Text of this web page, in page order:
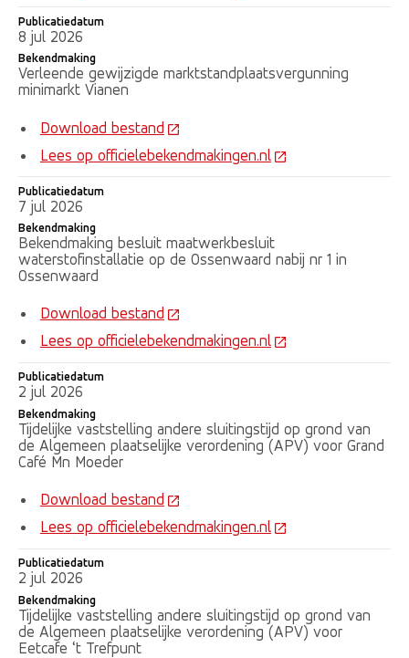
Publicatiedatum
8 jul 2026
Bekendmaking
Verleende gewijzigde marktstandplaatsvergunning
minimarkt Vianen
Download bestand
Lees op officielebekendmakingen.nl
Publicatiedatum
7 jul 2026
Bekendmaking
Bekendmaking besluit maatwerkbesluit
waterstofinstallatie op de Ossenwaard nabij nr 1 in
Ossenwaard
Download bestand
Lees op officielebekendmakingen.nl
Publicatiedatum
2 jul 2026
Bekendmaking
Tijdelijke vaststelling andere sluitingstijd op grond van
de Algemeen plaatselijke verordening (APV) voor Grand
Café Mn Moeder
Download bestand
Lees op officielebekendmakingen.nl
Publicatiedatum
2 jul 2026
Bekendmaking
Tijdelijke vaststelling andere sluitingstijd op grond van
de Algemeen plaatselijke verordening (APV) voor
Eetcafe ‘t Trefpunt